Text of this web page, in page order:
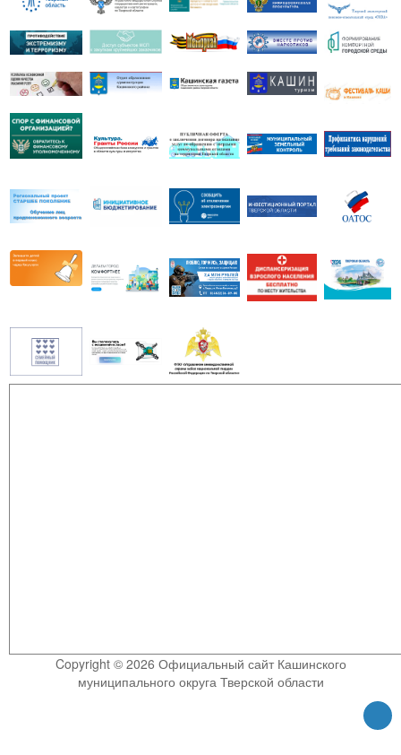
Copyright © 2026 Официальный сайт Кашинского
муниципального округа Тверской области